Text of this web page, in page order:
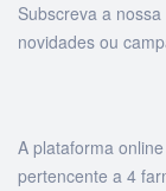
Subscreva a
novidades ou
A plataforma online
pertencente a 4